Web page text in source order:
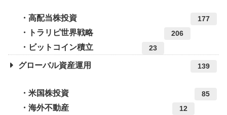
高配当株投資 177
トラリピ世界戦略 206
ビットコイン積立 23
グローバル資産運用 139
米国株投資 85
海外不動産 12